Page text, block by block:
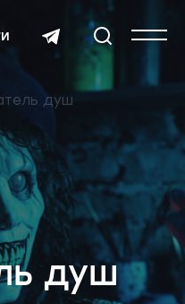
душ
душ